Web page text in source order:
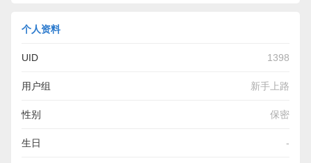
个人资料
UID 1398
用户组 新手上路
性别 保密
生日 -